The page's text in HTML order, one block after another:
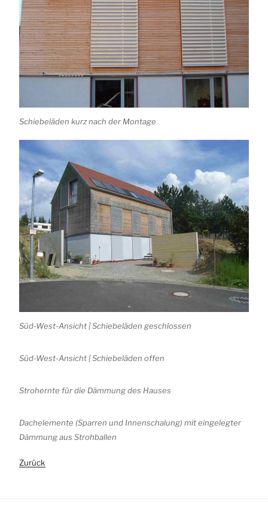
Schiebeläden kurz nach der Montage
Süd-West-Ansicht | Schiebeläden geschlossen
Süd-West-Ansicht | Schiebeläden offen
Strohernte für die Dämmung des Hauses
Dachelemente (Sparren und Innenschalung) mit eingelegter
Dämmung aus Strohballen
Zurück